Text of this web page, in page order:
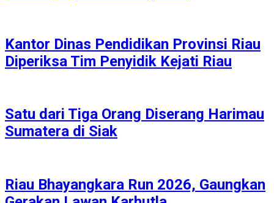
Kantor Dinas Pendidikan Provinsi Riau
Diperiksa Tim Penyidik Kejati Riau
Satu dari Tiga Orang Diserang Harimau
Sumatera di Siak
Riau Bhayangkara Run 2026, Gaungkan